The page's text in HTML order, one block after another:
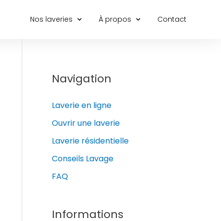
Nos laveries À propos Contact
Navigation
Laverie en ligne
Ouvrir une laverie
Laverie résidentielle
Conseils Lavage
FAQ
Informations